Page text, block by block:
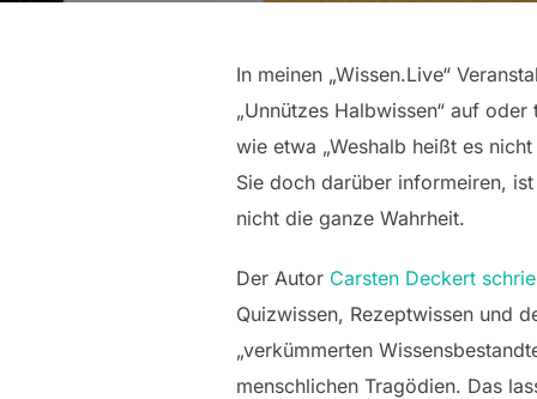
In meinen „Wissen.Live“
„Unnützes Halbwissen“ auf
wie etwa „Weshalb heißt es nicht
Sie doch darüber informeiren,
nicht die ganze Wahrheit.
Der Autor Carsten Deckert
Quizwissen, Rezeptwissen und
„verkümmerten
menschlichen Tragödien. Das